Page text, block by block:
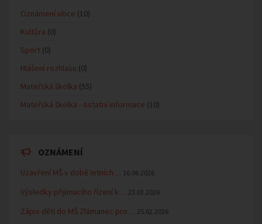
Oznámení obce (10)
Kultůra (0)
Sport (0)
Hlášení rozhlasu (0)
Mateřská školka (55)
Mateřská školka - ostatní informace (10)
OZNÁMENÍ
Uzavření MŠ v době letních… 16.06.2026
Výsledky přijímacího řízení k… 23.03.2026
Zápis dětí do MŠ Zlámanec pro… 25.02.2026